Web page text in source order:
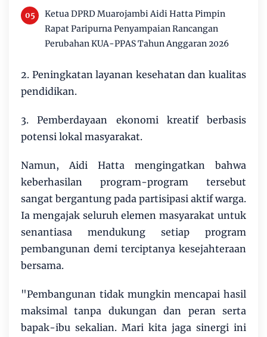
Ketua DPRD Muarojambi Aidi Hatta Pimpin
Rapat Paripurna Penyampaian Rancangan
Perubahan KUA-PPAS Tahun Anggaran 2026
2. ‎Peningkatan layanan kesehatan dan kualitas
pendidikan.
3. Pemberdayaan ekonomi kreatif berbasis
potensi lokal masyarakat.
‎Namun, Aidi Hatta mengingatkan bahwa
keberhasilan program-program tersebut
sangat bergantung pada partisipasi aktif warga.
Ia mengajak seluruh elemen masyarakat untuk
senantiasa mendukung setiap program
pembangunan demi terciptanya kesejahteraan
bersama.
‎"Pembangunan tidak mungkin mencapai hasil
maksimal tanpa dukungan dan peran serta
bapak-ibu sekalian. Mari kita jaga sinergi ini